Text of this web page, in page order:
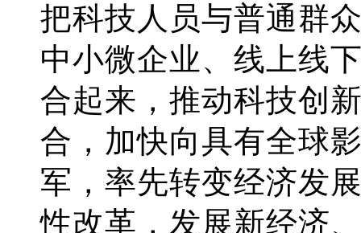
把科技人员与普通群
中小微企业、线上线
合起来，推动科技创
合，加快向具有全球
军，率先转变经济发
性改革，发展新经济